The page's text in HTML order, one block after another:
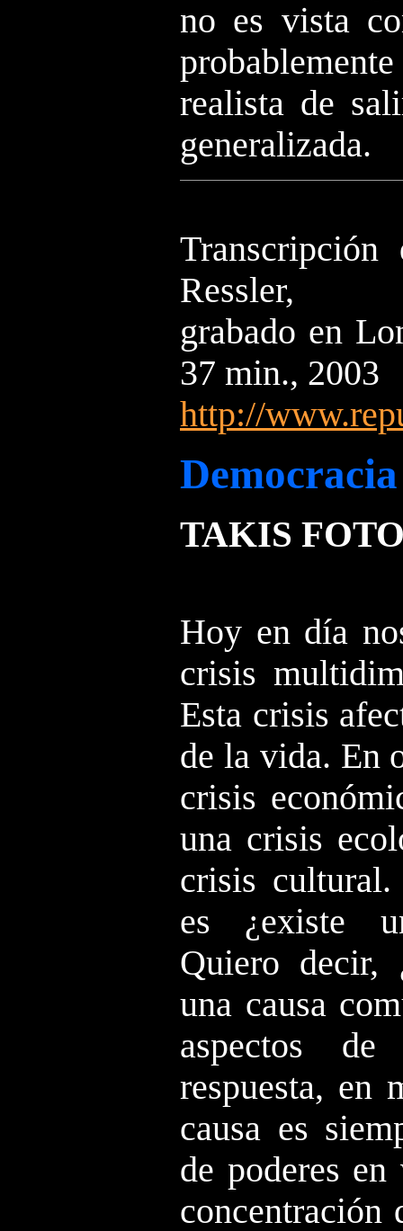
no es vista
realista de
generalizada.
Ressler,
grabado en
37 min., 2003
http://
TAKIS
Hoy en día
crisis
Esta crisis
de la vida. En
crisis
una crisis
crisis
es ¿existe
Quiero decir,
una causa
aspectos
respuesta, en
causa es
de poderes
concentración